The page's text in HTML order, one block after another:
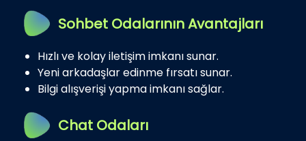
Sohbet Odalarının Avantajları
Hızlı ve kolay iletişim imkanı sunar.
Yeni arkadaşlar edinme fırsatı sunar.
Bilgi alışverişi yapma imkanı sağlar.
Chat Odaları